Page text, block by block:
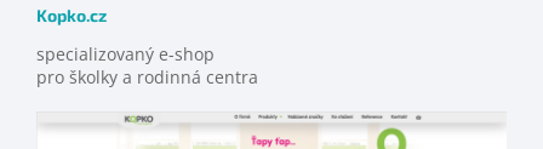
Kopko.cz
specializovaný e-shop
pro školky a rodinná centra